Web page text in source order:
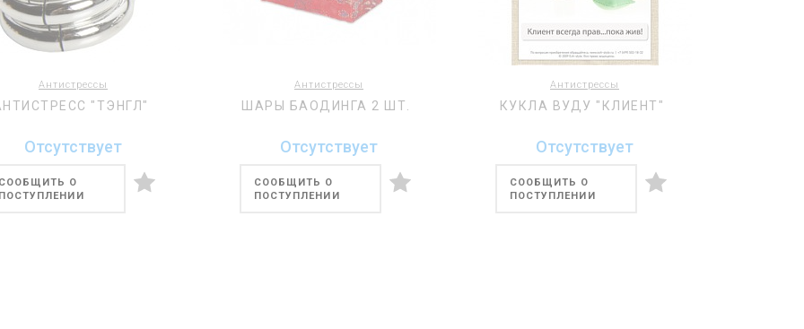
Антистрессы
"ТЭНГЛ"
Отсутствует
О
Антистрессы
ШАРЫ БАОДИНГА 2 ШТ.
Отсутствует
СООБЩИТЬ О
ПОСТУПЛЕНИИ
Антистрессы
КУКЛА ВУДУ "КЛИЕНТ"
Отсутствует
СООБЩИТЬ О
ПОСТУПЛЕНИИ